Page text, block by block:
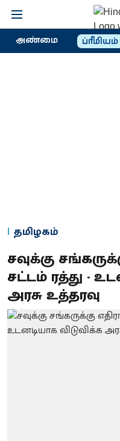
அண்மை ப்ரீமியம்
தமிழகம்
சவுக்கு
சட்டம் ரத்து -
அரசு உத்தரவு